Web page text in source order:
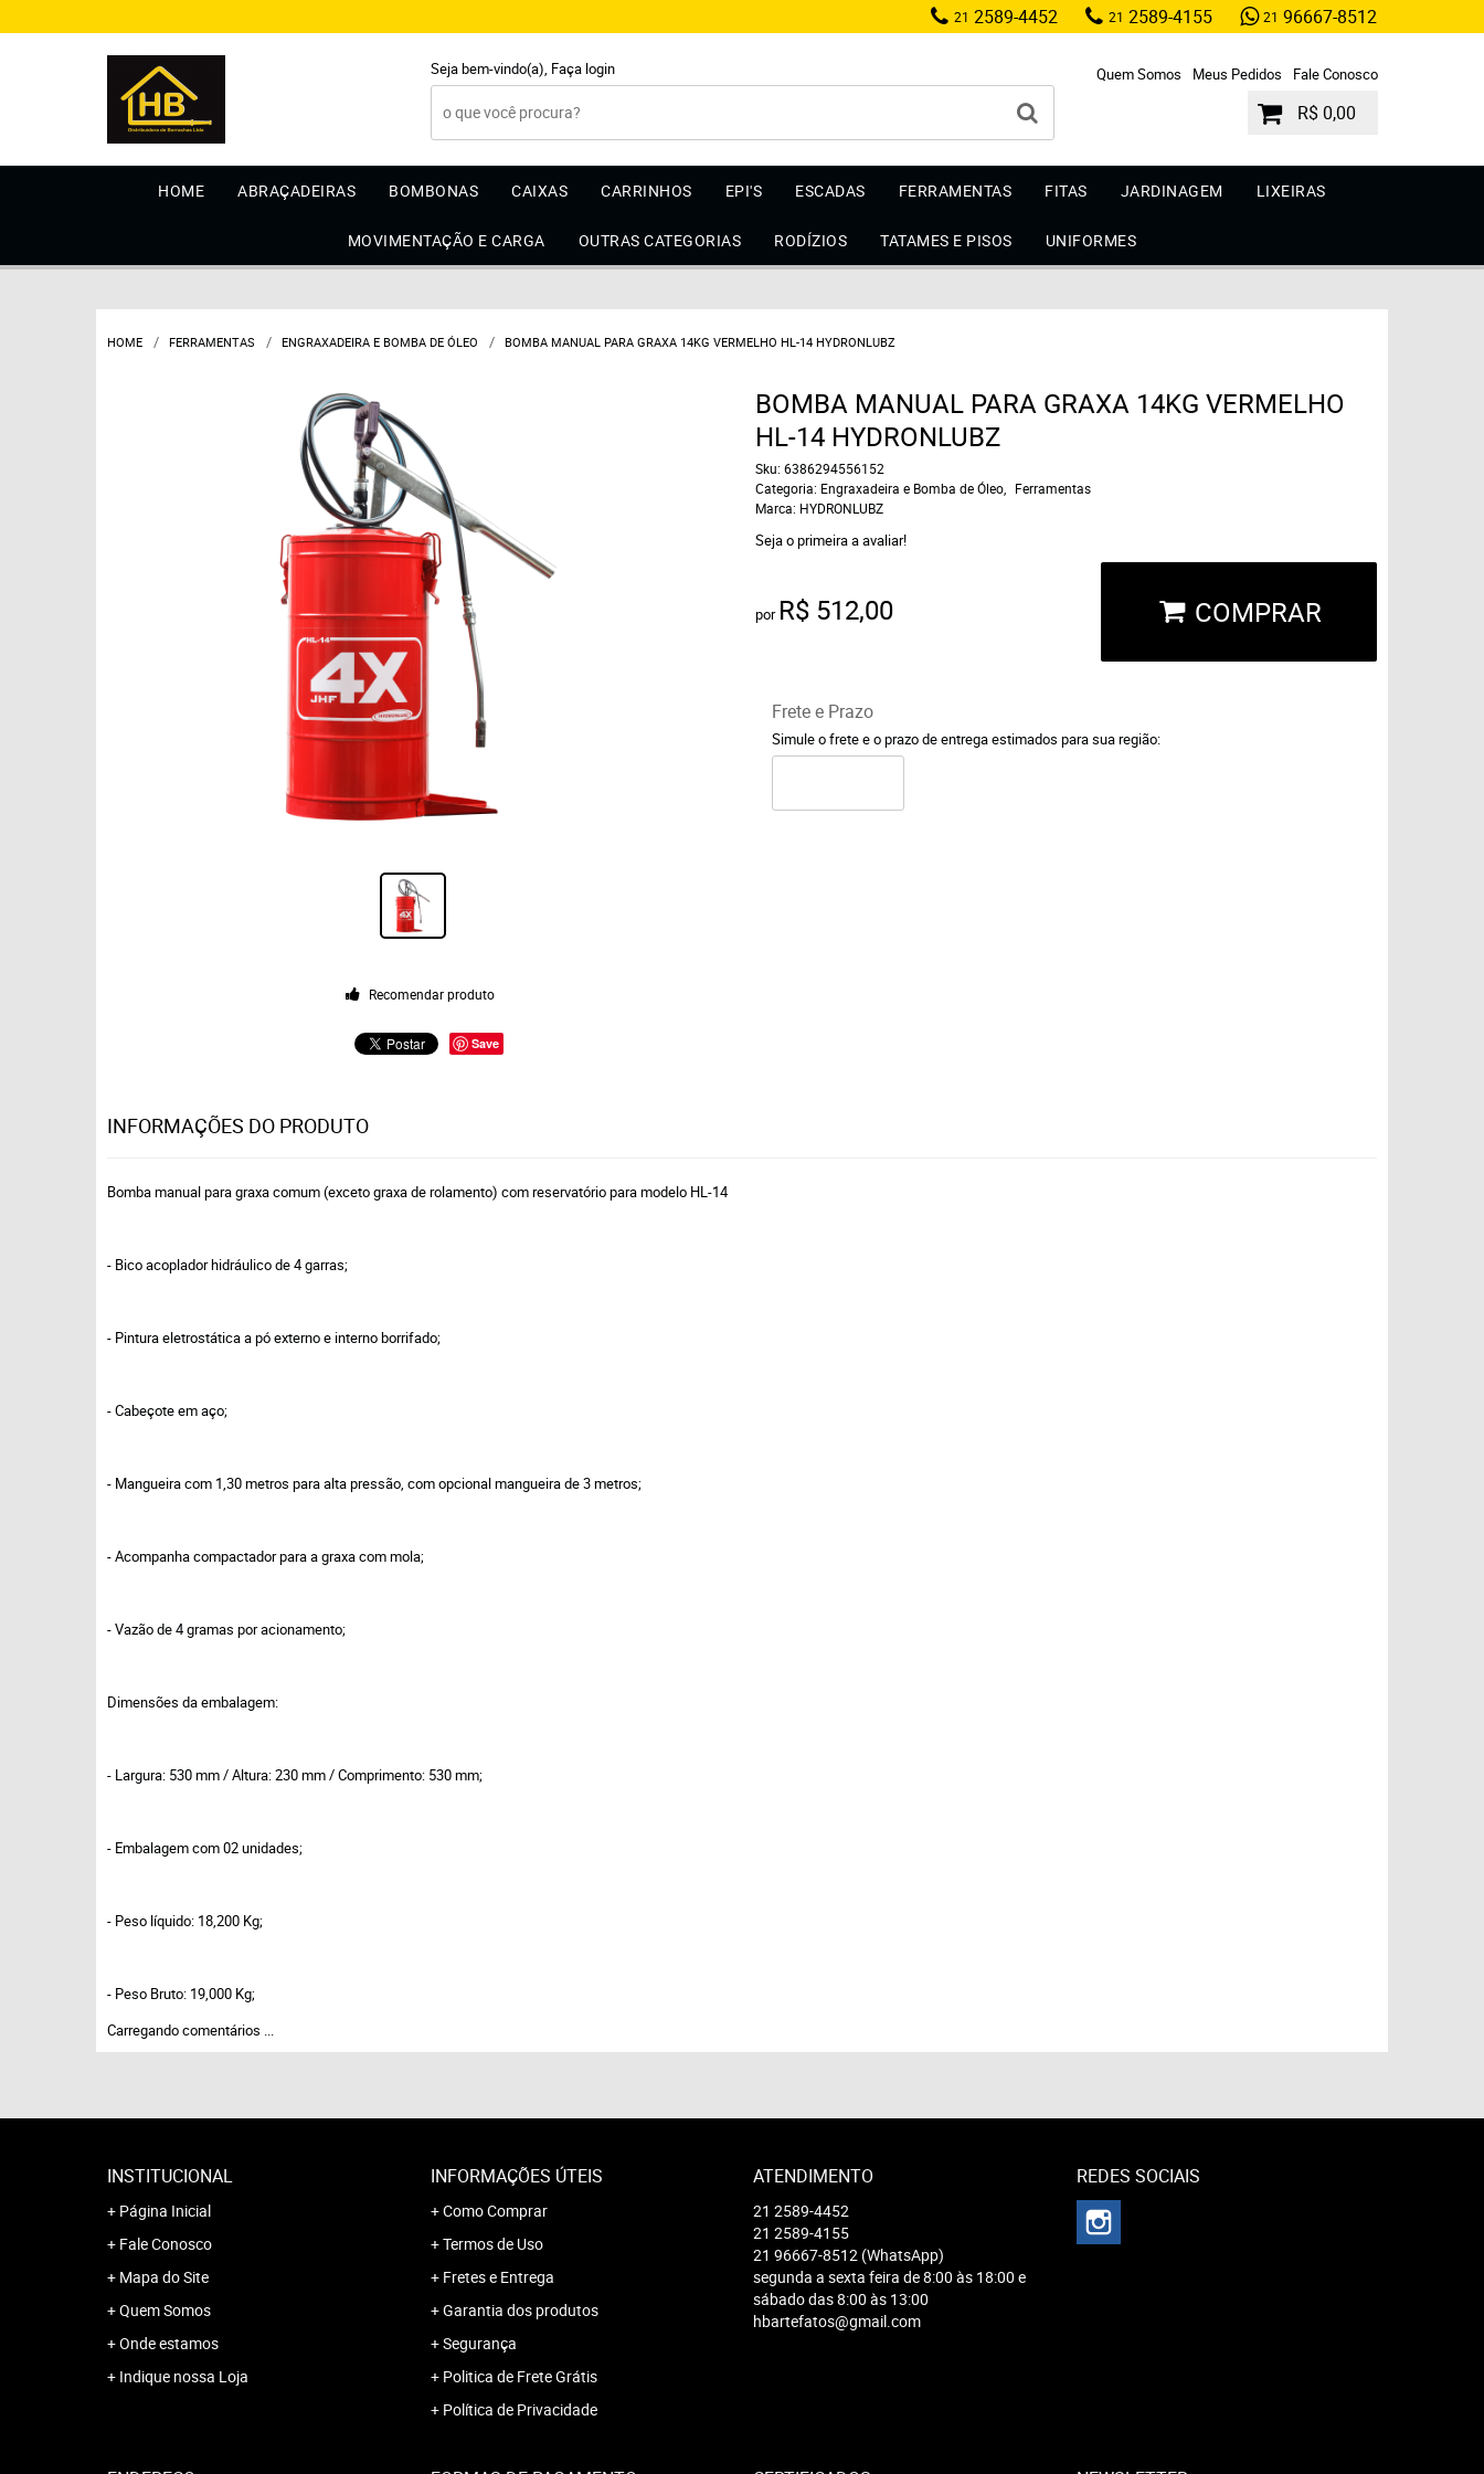
21 2589-4452 21 2589-4155 21 96667-8512
Seja bem-vindo(a), Faça login Quem Somos Meus Pedidos Fale Conosco
R$ 0,00
HOME ABRAÇADEIRAS BOMBONAS CAIXAS CARRINHOS EPI'S ESCADAS FERRAMENTAS FITAS JARDINAGEM LIXEIRAS
MOVIMENTAÇÃO E CARGA OUTRAS CATEGORIAS RODÍZIOS TATAMES E PISOS UNIFORMES
HOME FERRAMENTAS ENGRAXADEIRA E BOMBA DE ÓLEO BOMBA MANUAL PARA GRAXA 14KG VERMELHO HL-14 HYDRONLUBZ
Recomendar produto
Save
BOMBA MANUAL PARA GRAXA 14KG VERMELHO
HL-14 HYDRONLUBZ
Sku: 6386294556152
Categoria: Engraxadeira e Bomba de Óleo
Ferramentas
Marca: HYDRONLUBZ
Seja o primeira a avaliar!
por R$ 512,00 COMPRAR
Frete e Prazo
Simule o frete e o prazo de entrega estimados para sua região:
INFORMAÇÕES DO PRODUTO
Bomba manual para graxa comum (exceto graxa de rolamento) com reservatório para modelo HL-14
- Bico acoplador hidráulico de 4 garras;
- Pintura eletrostática a pó externo e interno borrifado;
- Cabeçote em aço;
- Mangueira com 1,30 metros para alta pressão, com opcional mangueira de 3 metros;
- Acompanha compactador para a graxa com mola;
- Vazão de 4 gramas por acionamento;
Dimensões da embalagem:
- Largura: 530 mm / Altura: 230 mm / Comprimento: 530 mm;
- Embalagem com 02 unidades;
- Peso líquido: 18,200 Kg;
- Peso Bruto: 19,000 Kg;
Carregando comentários ...
INSTITUCIONAL
Página Inicial
Fale Conosco
Mapa do Site
Quem Somos
Onde estamos
Indique nossa Loja
INFORMAÇÕES ÚTEIS
Como Comprar
Termos de Uso
Fretes e Entrega
Garantia dos produtos
Segurança
Politica de Frete Grátis
Política de Privacidade
ATENDIMENTO
21 2589-4452
21 2589-4155
21 96667-8512 (WhatsApp)
segunda a sexta feira de 8:00 às 18:00 e
sábado das 8:00 às 13:00
hbartefatos@gmail.com
REDES SOCIAIS